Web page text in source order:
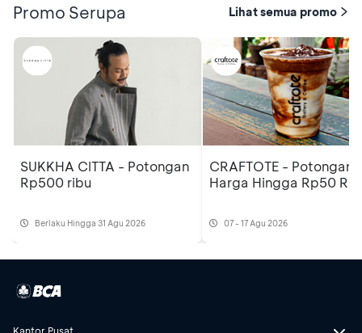
Promo Serupa Lihat semua promo
SUKKHA CITTA - Potongan
Rp500 ribu
Berlaku Hingga 31 Agu 2026
CRAFTOTE - Potongan
Harga Hingga Rp50
07 - 17 Agu 2026
Kantor Pusat